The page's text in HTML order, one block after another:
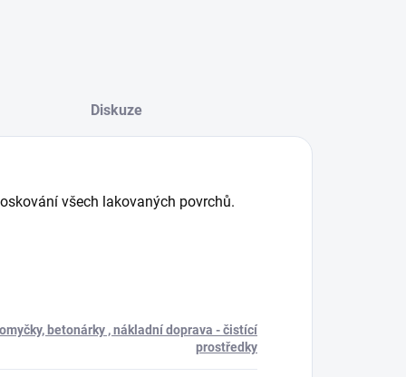
Diskuze
všech lakovaných povrchů.
betonárky , nákladní doprava - čistící
prostředky